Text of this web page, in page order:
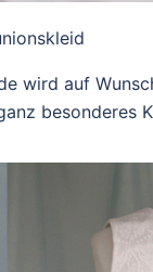
wird auf
besonderes